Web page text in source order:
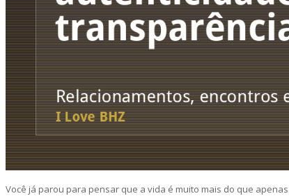
Você já parou para pensar que a vida é muito mais do que